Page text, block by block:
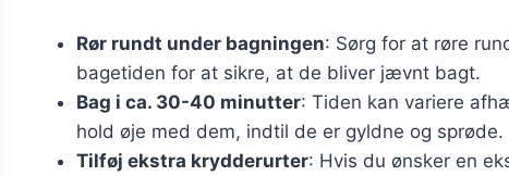
Rør rundt under bagningen: Sørg for at røre
bagetiden for at sikre, at de bliver jævnt bagt.
Bag i ca. 30-40 minutter: Tiden kan variere
hold øje med dem, indtil de er gyldne og sprøde.
Tilføj ekstra krydderurter: Hvis du ønsker en